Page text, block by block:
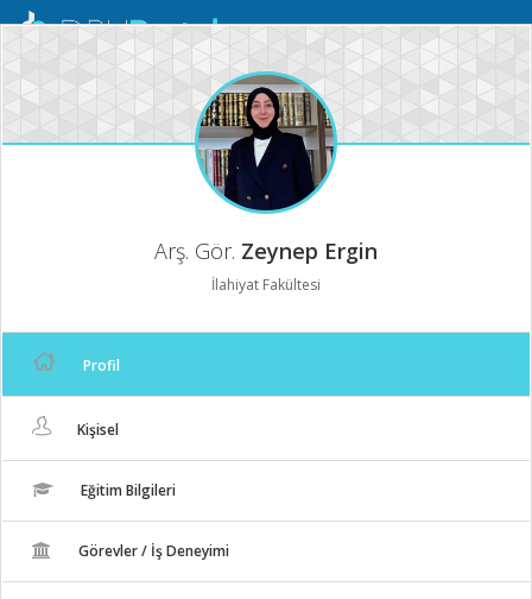
Mobil
Arş. Gör. Zeynep Ergin
İlahiyat Fakültesi
Profil
Kişisel
Eğitim Bilgileri
Görevler / İş Deneyimi